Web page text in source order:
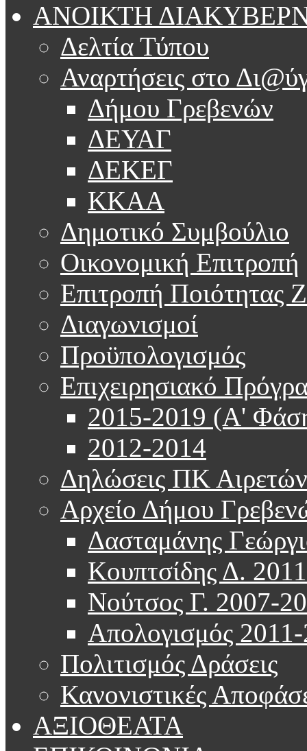
ΑΝΟΙΚΤΗ
Δελτία Τύπου
Αναρτήσεις στο
Δήμου Γρεβενών
ΔΕΥΑΓ
ΔΕΚΕΓ
ΚΚΑΑ
Δημοτικό Συμβούλιο
Οικονομική Επιτροπή
Επιτροπή Ποιότητας
Διαγωνισμοί
Προϋπολογισμός
Επιχειρησιακό
2015-2019 (Α'
2012-2014
Δηλώσεις ΠΚ Αιρετών
Αρχείο Δήμου
Δασταμάνης
Κουπτσίδης Δ.
Νούτσος Γ. 2007-
Απολογισμός
Πολιτισμός Δράσεις
Κανονιστικές
ΑΞΙΟΘΕΑΤΑ